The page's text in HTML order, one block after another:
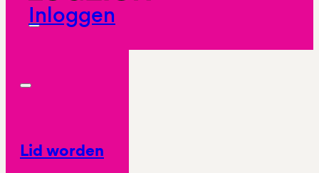
Inloggen
Lid worden